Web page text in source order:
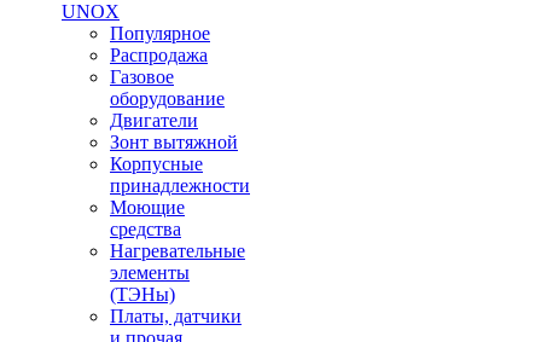
UNOX
Популярное
Распродажа
Газовое
оборудование
Двигатели
Зонт вытяжной
Корпусные
принадлежности
Моющие
средства
Нагревательные
элементы
(ТЭНы)
Платы, датчики
и прочая